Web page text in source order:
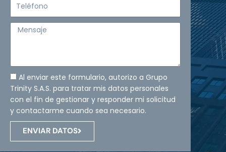
Mensaje
Al enviar este formulario, autorizo a Grupo
Trinity S.A.S. para tratar mis datos personales
con el fin de gestionar y responder mi solicitud
y contactarme cuando sea necesario.
ENVIAR DATOS